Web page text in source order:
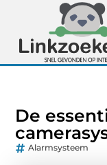
De
Alarmsysteem